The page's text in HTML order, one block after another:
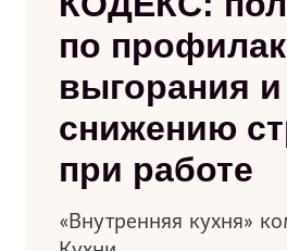
по
выгорания и
снижению
при работе
«Внутренняя кухня»